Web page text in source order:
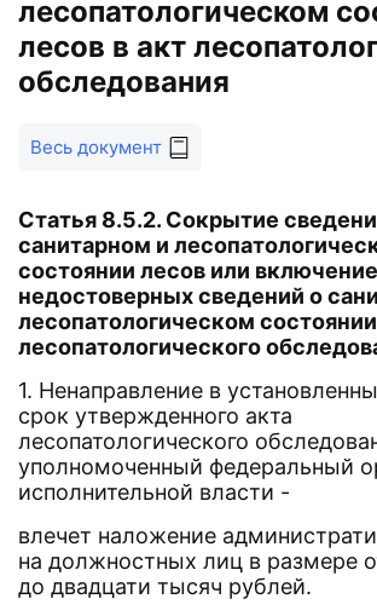
лесопатологическом
лесов в акт
обследования
Весь документ
Статья 8.5.2. Сокрытие
санитарном и
состоянии лесов или включение
недостоверных сведений о
лесопатологическом
лесопатологического
1. Ненаправление в
срок утвержденного акта
лесопатологического
уполномоченный федеральный
исполнительной власти -
влечет наложение
на должностных лиц в размере
до двадцати тысяч рублей.